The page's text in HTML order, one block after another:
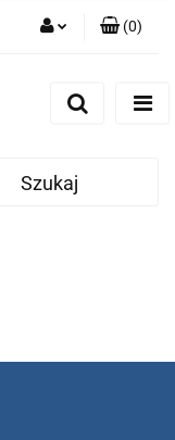
(0)
Szukaj